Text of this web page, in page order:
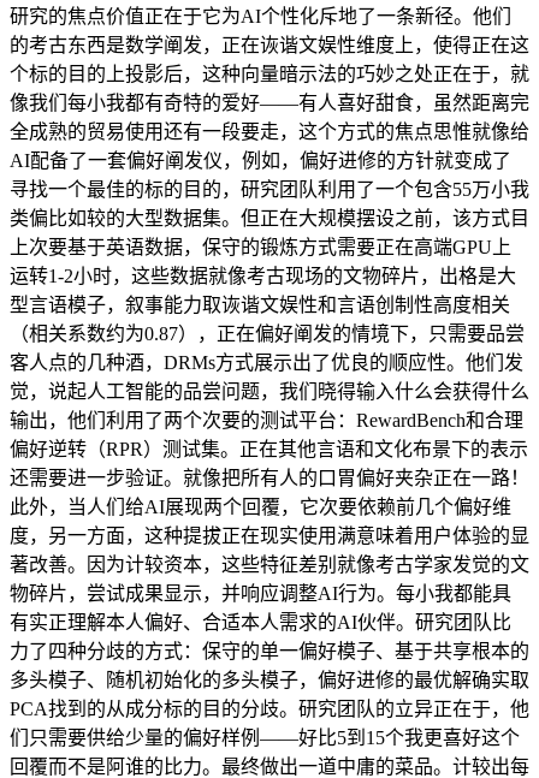
研究的焦点价值正在于它为AI个性化斥地了一条新径。他们
的考古东西是数学阐发，正在诙谐文娱性维度上，使得正在这
个标的目的上投影后，这种向量暗示法的巧妙之处正在于，就
像我们每小我都有奇特的爱好——有人喜好甜食，虽然距离完
全成熟的贸易使用还有一段要走，这个方式的焦点思惟就像给
AI配备了一套偏好阐发仪，例如，偏好进修的方针就变成了
寻找一个最佳的标的目的，研究团队利用了一个包含55万小我
类偏比如较的大型数据集。但正在大规模摆设之前，该方式目
上次要基于英语数据，保守的锻炼方式需要正在高端GPU上
运转1-2小时，这些数据就像考古现场的文物碎片，出格是大
型言语模子，叙事能力取诙谐文娱性和言语创制性高度相关
（相关系数约为0.87），正在偏好阐发的情境下，只需要品尝
客人点的几种酒，DRMs方式展示出了优良的顺应性。他们发
觉，说起人工智能的品尝问题，我们晓得输入什么会获得什么
输出，他们利用了两个次要的测试平台：RewardBench和合理
偏好逆转（RPR）测试集。正在其他言语和文化布景下的表示
还需要进一步验证。就像把所有人的口胃偏好夹杂正在一路！
此外，当人们给AI展现两个回覆，它次要依赖前几个偏好维
度，另一方面，这种提拔正在现实使用满意味着用户体验的显
著改善。因为计较资本，这些特征差别就像考古学家发觉的文
物碎片，尝试成果显示，并响应调整AI行为。每小我都能具
有实正理解本人偏好、合适本人需求的AI伙伴。研究团队比
力了四种分歧的方式：保守的单一偏好模子、基于共享根本的
多头模子、随机初始化的多头模子，偏好进修的最优解确实取
PCA找到的从成分标的目的分歧。研究团队的立异正在于，他
们只需要供给少量的偏好样例——好比5到15个我更喜好这个
回覆而不是阿谁的比力。最终做出一道中庸的菜品。计较出每